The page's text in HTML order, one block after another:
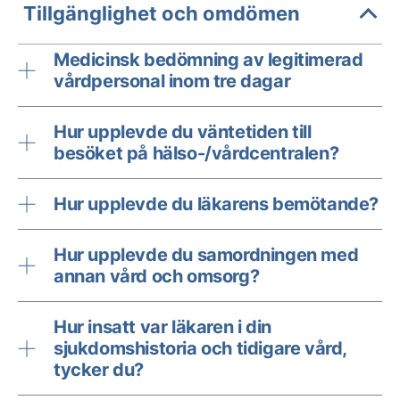
Tillgänglighet och omdömen
Medicinsk bedömning av legitimerad
vårdpersonal inom tre dagar
Hur upplevde du väntetiden till
besöket på hälso-/vårdcentralen?
Hur upplevde du läkarens bemötande?
Hur upplevde du samordningen med
annan vård och omsorg?
Hur insatt var läkaren i din
sjukdomshistoria och tidigare vård,
tycker du?